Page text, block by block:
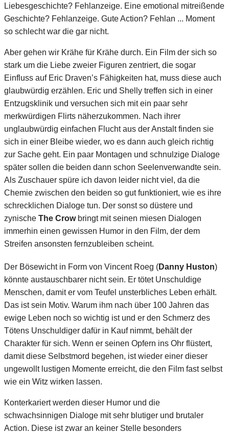
Liebesgeschichte? Fehlanzeige. Eine emotional mitreißende
Geschichte? Fehlanzeige. Gute Action? Fehlan ... Moment
so schlecht war die gar nicht.
Aber gehen wir Krähe für Krähe durch. Ein Film der sich so
stark um die Liebe zweier Figuren zentriert, die sogar
Einfluss auf Eric Draven’s Fähigkeiten hat, muss diese auch
glaubwürdig erzählen. Eric und Shelly treffen sich in einer
Entzugsklinik und versuchen sich mit ein paar sehr
merkwürdigen Flirts näherzukommen. Nach ihrer
unglaubwürdig einfachen Flucht aus der Anstalt finden sie
sich in einer Bleibe wieder, wo es dann auch gleich richtig
zur Sache geht. Ein paar Montagen und schnulzige Dialoge
später sollen die beiden dann schon Seelenverwandte sein.
Als Zuschauer spüre ich davon leider nicht viel, da die
Chemie zwischen den beiden so gut funktioniert, wie es ihre
schrecklichen Dialoge tun. Der sonst so düstere und
zynische The Crowbringt mit seinen miesen Dialogen
immerhin einen gewissen Humor in den Film, der dem
Streifen ansonsten fernzubleiben scheint.
Der Bösewicht in Form von Vincent Roeg (Danny Huston)
könnte austauschbarer nicht sein. Er tötet Unschuldige
Menschen, damit er vom Teufel unsterbliches Leben erhält.
Das ist sein Motiv. Warum ihm nach über 100 Jahren das
ewige Leben noch so wichtig ist und er den Schmerz des
Tötens Unschuldiger dafür in Kauf nimmt, behält der
Charakter für sich. Wenn er seinen Opfern ins Ohr flüstert,
damit diese Selbstmord begehen, ist wieder einer dieser
ungewollt lustigen Momente erreicht, die den Film fast selbst
wie ein Witz wirken lassen.
Konterkariert werden dieser Humor und die
schwachsinnigen Dialoge mit sehr blutiger und brutaler
Action. Diese ist zwar an keiner Stelle besonders